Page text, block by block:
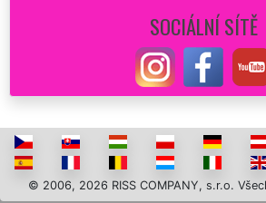
Všeobecné obchodní
Kontakt
SOCIÁLNÍ SÍTĚ